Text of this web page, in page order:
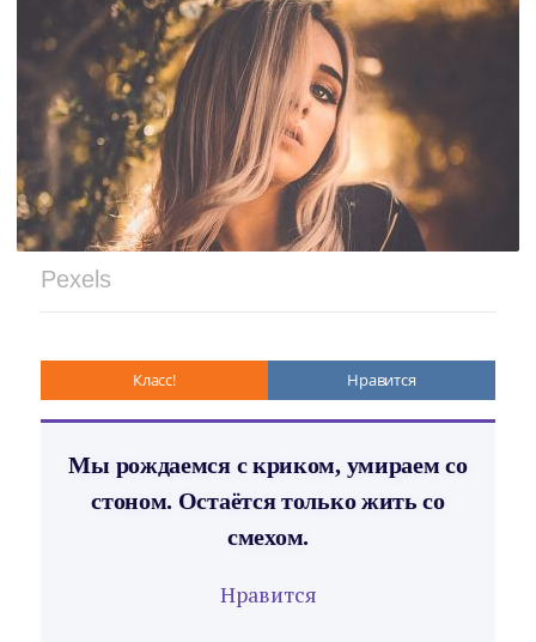
Pexels
Класс! Нравится
Мы рождаемся с криком, умираем со
стоном. Остаётся только жить со
смехом.
Нравится